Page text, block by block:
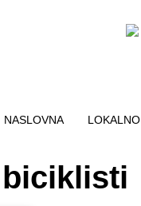
NASLOVNA LOKALNO